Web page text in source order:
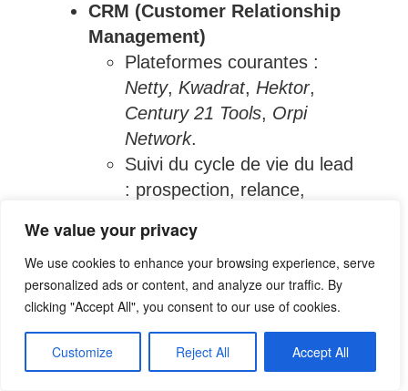
We value your privacy
We use cookies to enhance your browsing experience, serve
personalized ads or content, and analyze our traffic. By
clicking "Accept All", you consent to our use of cookies.
Customize Reject All Accept All
CRM (Customer Relationship
Management)
Plateformes courantes :
Netty, Kwadrat, Hektor,
Century 21 Tools, Orpi
Network.
Suivi du cycle de vie du lead
: prospection, relance,
acte authentique.
Automatisation de certaines
tâches (relance e-mail,
alertes SMS, analyses
statistiques).
Portails et diffusion